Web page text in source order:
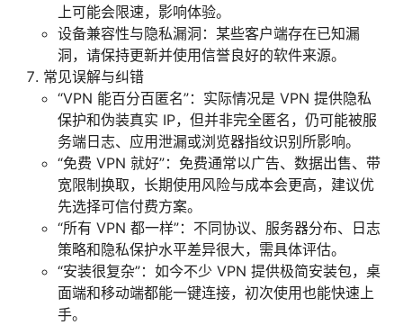
上可能会限速，影响体验。
设备兼容性与隐私漏洞：某些客户端存在已知漏
洞，请保持更新并使用信誉良好的软件来源。
常见误解与纠错
“VPN 能百分百匿名”：实际情况是 VPN 提供隐私
保护和伪装真实 IP，但并非完全匿名，仍可能被服
务端日志、应用泄漏或浏览器指纹识别所影响。
“免费 VPN 就好”：免费通常以广告、数据出售、带
宽限制换取，长期使用风险与成本会更高，建议优
先选择可信付费方案。
“所有 VPN 都一样”：不同协议、服务器分布、日志
策略和隐私保护水平差异很大，需具体评估。
“安装很复杂”：如今不少 VPN 提供极简安装包，桌
面端和移动端都能一键连接，初次使用也能快速上
手。